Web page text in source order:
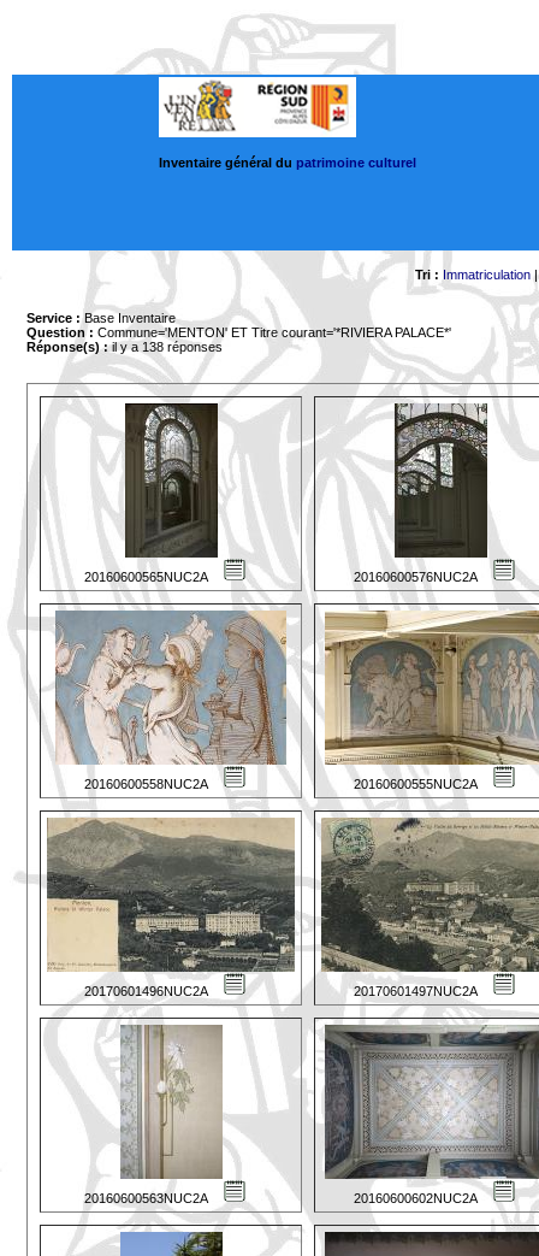
Inventaire général du patrimoine culturel
Tri : Immatriculation
Service : Base Inventaire
Question : Commune='MENTON' ET Titre courant='*RIVIERA PALACE*'
Réponse(s) :il y a 138 réponses
20160600565NUC2A 20160600576NUC2A
20160600558NUC2A 20160600555NUC2A
20170601496NUC2A 20170601497NUC2A
20160600563NUC2A 20160600602NUC2A